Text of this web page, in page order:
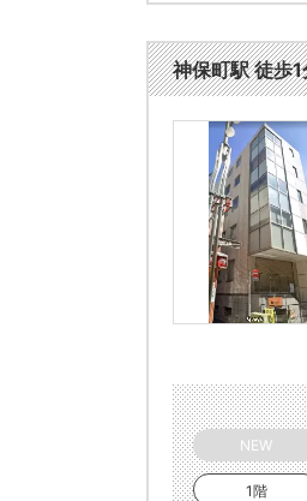
神保町駅 徒歩
NEW
1階